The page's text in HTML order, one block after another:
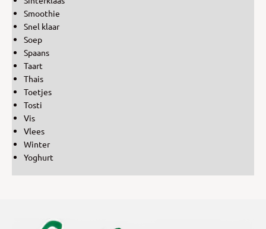
Smoothie
Snel klaar
Soep
Spaans
Taart
Thais
Toetjes
Tosti
Vis
Vlees
Winter
Yoghurt